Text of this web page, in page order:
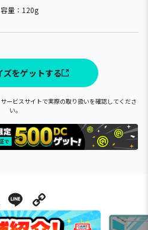
容量：120g
ズをゲットする
ービスサイトで実際の取り扱いを確認してくださ
い。
X Line